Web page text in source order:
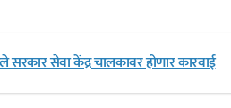
सेवा केंद्र चालकावर होणार कारवाई